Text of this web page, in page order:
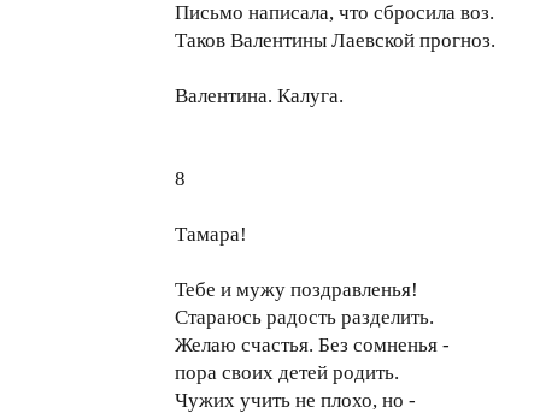
Письмо написала, что сбросила воз.
Таков Валентины Лаевской прогноз.
Валентина. Калуга.
8
Тамара!
Тебе и мужу поздравленья!
Стараюсь радость разделить.
Желаю счастья. Без сомненья -
пора своих детей родить.
Чужих учить не плохо, но -